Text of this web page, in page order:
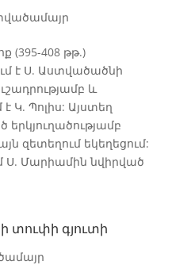
(395-408 թթ.)
է Ս. Աստվածածնի
և
Կ. Պոլիս: Այստեղ
զետեղում եկեղեցում:
Ս. Մարիամին նվիրված
տուփի գյուտի